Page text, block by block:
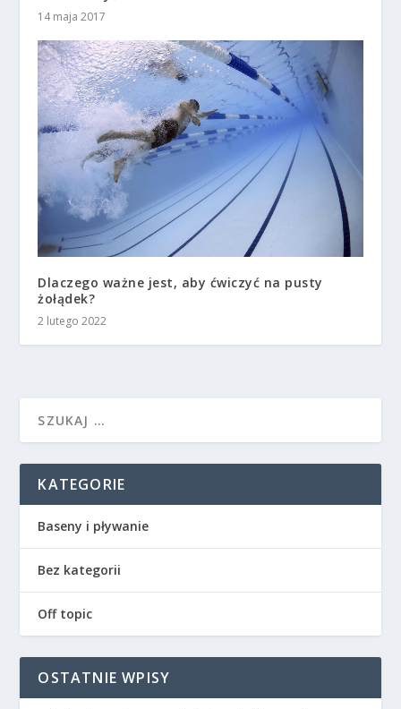
14 maja 2017
Dlaczego ważne jest, aby ćwiczyć na pusty
żołądek?
2 lutego 2022
KATEGORIE
Baseny i pływanie
Bez kategorii
Off topic
OSTATNIE WPISY